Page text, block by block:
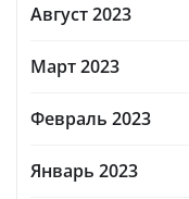
Август 2023
Март 2023
Февраль 2023
Январь 2023